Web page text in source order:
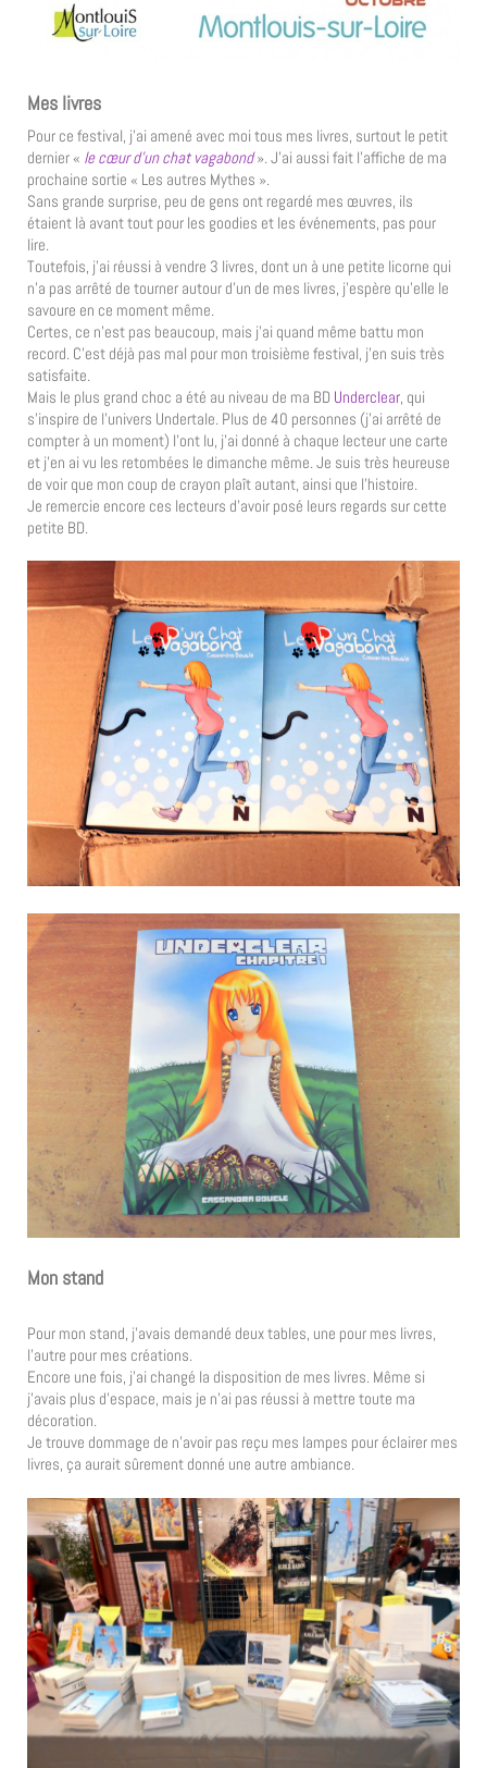
Mes livres
Pour ce festival, j’ai amené avec moi tous mes livres, surtout le petit
dernier « le cœur d’un chat vagabond». J’ai aussi fait l’affiche de ma
prochaine sortie « Les autres Mythes ».
Sans grande surprise, peu de gens ont regardé mes œuvres, ils
étaient là avant tout pour les goodies et les événements, pas pour
lire.
Toutefois, j’ai réussi à vendre 3 livres, dont un à une petite licorne qui
n’a pas arrêté de tourner autour d’un de mes livres, j’espère qu’elle le
savoure en ce moment même.
Certes, ce n’est pas beaucoup, mais j’ai quand même battu mon
record. C’est déjà pas mal pour mon troisième festival, j’en suis très
satisfaite.
Mais le plus grand choc a été au niveau de ma BD Underclear, qui
s’inspire de l’univers Undertale. Plus de 40 personnes (j’ai arrêté de
compter à un moment) l’ont lu, j’ai donné à chaque lecteur une carte
et j’en ai vu les retombées le dimanche même. Je suis très heureuse
de voir que mon coup de crayon plaît autant, ainsi que l’histoire.
Je remercie encore ces lecteurs d’avoir posé leurs regards sur cette
petite BD.
Mon stand
Pour mon stand, j’avais demandé deux tables, une pour mes livres,
l’autre pour mes créations.
Encore une fois, j’ai changé la disposition de mes livres. Même si
j’avais plus d’espace, mais je n’ai pas réussi à mettre toute ma
décoration.
Je trouve dommage de n’avoir pas reçu mes lampes pour éclairer mes
livres, ça aurait sûrement donné une autre ambiance.